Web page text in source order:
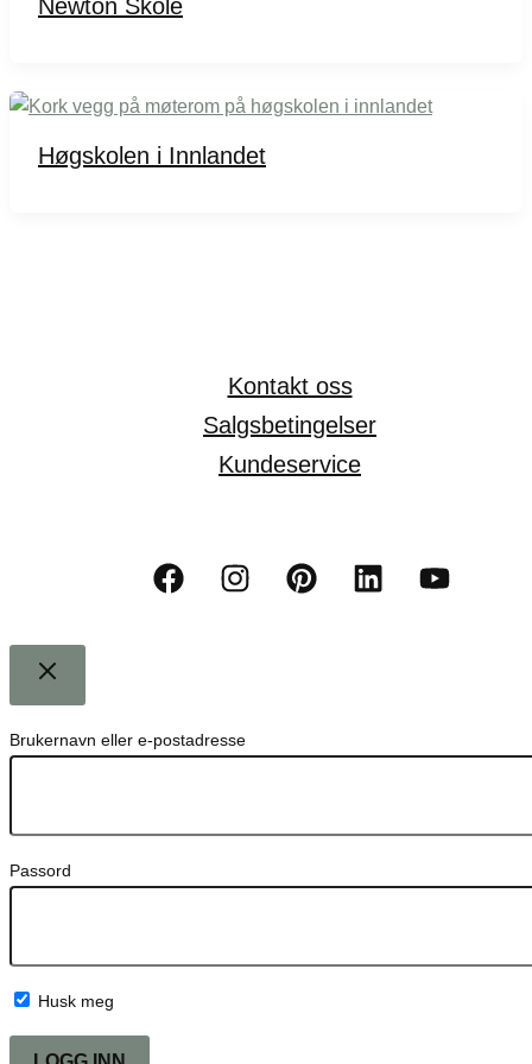
Newton Skole
Høgskolen i Innlandet
Kontakt oss
Salgsbetingelser
Kundeservice
Brukernavn eller e-postadresse
Passord
Husk meg